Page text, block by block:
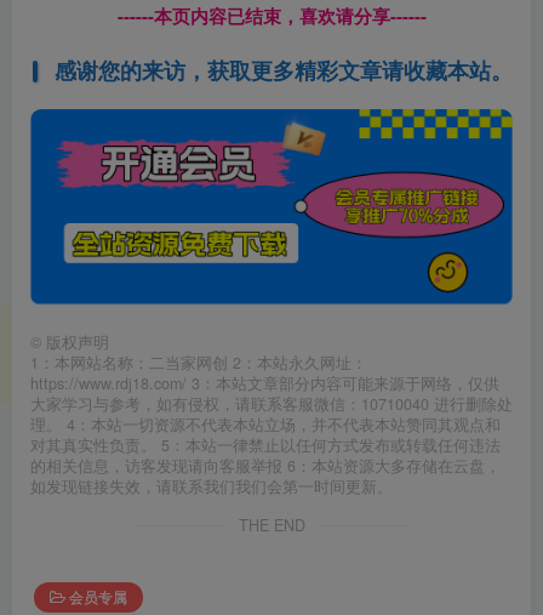
------本页内容已结束，喜欢请分享------
感谢您的来访，获取更多精彩文章请收藏本站。
© 版权声明
1：本网站名称：二当家网创 2：本站永久网址：
https://www.rdj18.com/ 3：本站文章部分内容可能来源于网络，仅供
大家学习与参考，如有侵权，请联系客服微信：10710040 进行删除处
理。 4：本站一切资源不代表本站立场，并不代表本站赞同其观点和
对其真实性负责。 5：本站一律禁止以任何方式发布或转载任何违法
的相关信息，访客发现请向客服举报 6：本站资源大多存储在云盘，
如发现链接失效，请联系我们我们会第一时间更新。
THE END
会员专属